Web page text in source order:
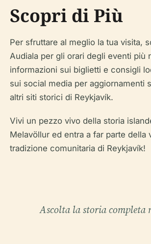
Scopri di Più
Per sfruttare al meglio la tua visita,
Audiala per gli orari degli eventi più
informazioni sui biglietti e consigli
sui social media per aggiornamenti
altri siti storici di Reykjavík.
Vivi un pezzo vivo della storia
Melavöllur ed entra a far parte della
tradizione comunitaria di Reykjavík!
Ascolta la storia completa